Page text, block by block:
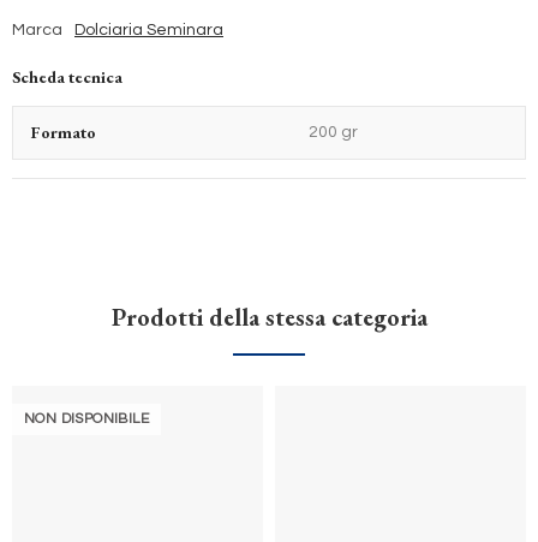
Marca Dolciaria Seminara
Scheda tecnica
Formato 200 gr
Prodotti della stessa categoria
NON DISPONIBILE